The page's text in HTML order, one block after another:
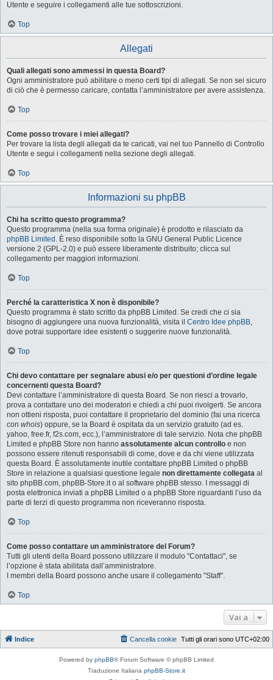
Utente e seguire i collegamenti alle tue sottoscrizioni.
Top
Allegati
Quali allegati sono ammessi in questa Board?
Ogni amministratore può abilitare o meno certi tipi di allegati. Se non sei sicuro
di ciò che è permesso caricare, contatta l’amministratore per avere assistenza.
Top
Come posso trovare i miei allegati?
Per trovare la lista degli allegati da te caricati, vai nel tuo Pannello di Controllo
Utente e segui i collegamenti nella sezione degli allegati.
Top
Informazioni su phpBB
Chi ha scritto questo programma?
Questo programma (nella sua forma originale) è prodotto e rilasciato da
phpBB Limited . È reso disponibile sotto la GNU General Public Licence
versione 2 (GPL-2.0) e può essere liberamente distribuito; clicca sul
collegamento per maggiori informazioni.
Top
Perché la caratteristica X non è disponibile?
Questo programma è stato scritto da phpBB Limited. Se credi che ci sia
bisogno di aggiungere una nuova funzionalità, visita il Centro Idee phpBB,
dove potrai supportare idee esistenti o suggerire nuove funzionalità.
Top
Chi devo contattare per segnalare abusi e/o per questioni d’ordine legale
concernenti questa Board?
Devi contattare l’amministratore di questa Board. Se non riesci a trovarlo,
prova a contattare uno dei moderatori e chiedi a chi puoi rivolgerti. Se ancora
non ottieni risposta, puoi contattare il proprietario del dominio (fai una ricerca
con whois) oppure, se la Board è ospitata da un servizio gratuito (ad es.
yahoo, free.fr, f2s.com, ecc.), l’amministratore di tale servizio. Nota che phpBB
Limited e phpBB Store non hanno assolutamente alcun controllo e non
possono essere ritenuti responsabili di come, dove e da chi viene utilizzata
questa Board. È assolutamente inutile contattare phpBB Limited o phpBB
Store in relazione a qualsiasi questione legale non direttamente collegata al
sito phpBB.com, phpBB-Store.it o al software phpBB stesso. I messaggi di
posta elettronica inviati a phpBB Limited o a phpBB Store riguardanti l’uso da
parte di terzi di questo programma non riceveranno risposta.
Top
Come posso contattare un amministratore del Forum?
Tutti gli utenti della Board possono utilizzare il modulo "Contattaci", se
l’opzione è stata abilitata dall’amministratore.
I membri della Board possono anche usare il collegamento "Staff".
Top
Vai a
Indice Tutti gli orari sono UTC+02:00
Cancella cookie
Powered by phpBB® Forum Software © phpBB Limited
Traduzione Italiana phpBB-Store.it